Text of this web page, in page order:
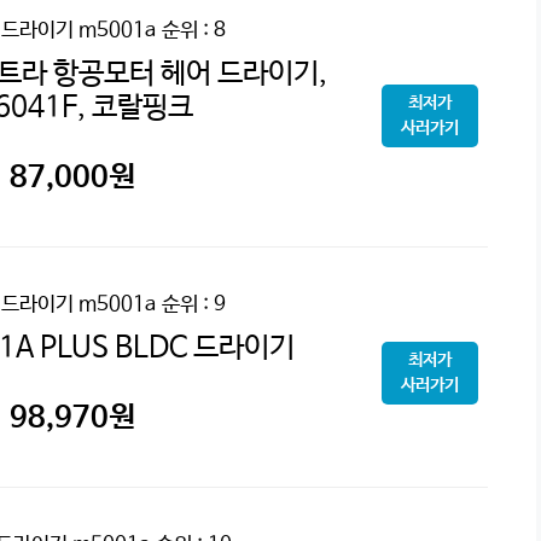
라이기 m5001a 순위 : 8
라 항공모터 헤어 드라이기,
코랄핑크
87,000원
최저가
사러가기
라이기 m5001a 순위 : 9
PLUS BLDC 드라이기
98,970원
최저가
사러가기